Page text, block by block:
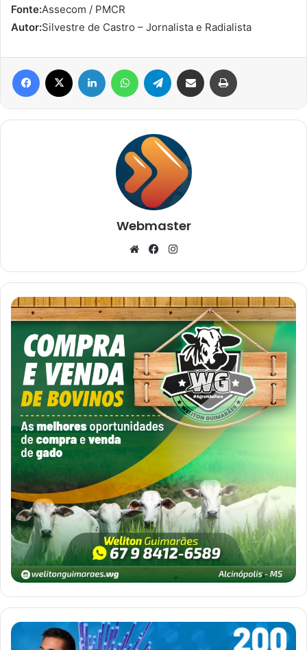
Fonte:Assecom / PMCR
Autor:Silvestre de Castro – Jornalista e Radialista
Facebook Linkedin WhatsAppTelegram Compartilhar via e-mail
Webmaster
WebsiteFacebook